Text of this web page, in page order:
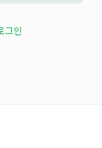
그인